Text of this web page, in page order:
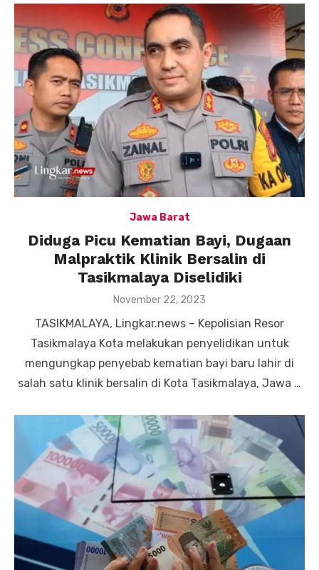
Jawa Barat
Diduga Picu Kematian Bayi, Dugaan
Malpraktik Klinik Bersalin di
Tasikmalaya Diselidiki
Posted
November 22, 2023
TASIKMALAYA, Lingkar.news – Kepolisian Resor
Tasikmalaya Kota melakukan penyelidikan untuk
mengungkap penyebab kematian bayi baru lahir di
salah satu klinik bersalin di Kota Tasikmalaya, Jawa …